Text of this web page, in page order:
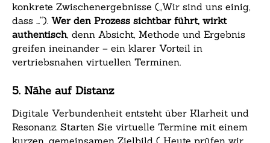
konkrete Zwischenergebnisse („Wir sind uns einig,
dass …“). Wer den Prozess sichtbar führt, wirkt
authentisch, denn Absicht, Methode und Ergebnis
greifen ineinander – ein klarer Vorteil in
vertriebsnahen virtuellen Terminen.
5. Nähe auf Distanz
Digitale Verbundenheit entsteht über Klarheit und
Resonanz. Starten Sie virtuelle Termine mit einem
kurzen, gemeinsamen Zielbild („Heute prüfen wir,